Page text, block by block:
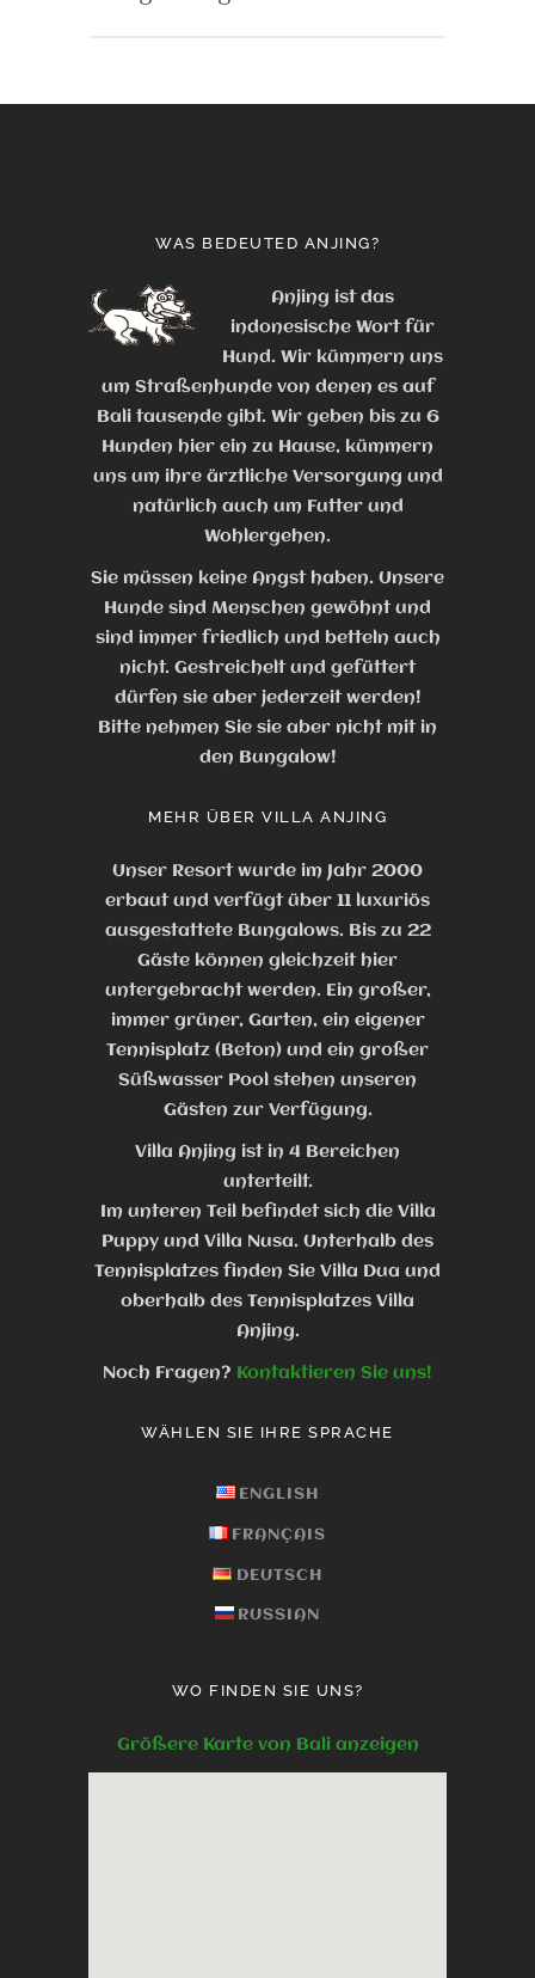
WAS BEDEUTED ANJING?
Anjing ist das
indonesische Wort für
Hund. Wir kümmern uns
um Straßenhunde von denen es auf
Bali tausende gibt. Wir geben bis zu 6
Hunden hier ein zu Hause, kümmern
uns um ihre ärztliche Versorgung und
natürlich auch um Futter und
Wohlergehen.
Sie müssen keine Angst haben. Unsere
Hunde sind Menschen gewöhnt und
sind immer friedlich und betteln auch
nicht. Gestreichelt und gefüttert
dürfen sie aber jederzeit werden!
Bitte nehmen Sie sie aber nicht mit in
den Bungalow!
MEHR ÜBER VILLA ANJING
Unser Resort wurde im Jahr 2000
erbaut und verfügt über 11 luxuriös
ausgestattete Bungalows. Bis zu 22
Gäste können gleichzeit hier
untergebracht werden. Ein großer,
immer grüner, Garten, ein eigener
Tennisplatz (Beton) und ein großer
Süßwasser Pool stehen unseren
Gästen zur Verfügung.
Villa Anjing ist in 4 Bereichen
unterteilt.
Im unteren Teil befindet sich die Villa
Puppy und Villa Nusa. Unterhalb des
Tennisplatzes finden Sie Villa Dua und
oberhalb des Tennisplatzes Villa
Anjing.
Noch Fragen? Kontaktieren Sie uns!
WÄHLEN SIE IHRE SPRACHE
ENGLISH
FRANÇAIS
DEUTSCH
RUSSIAN
WO FINDEN SIE UNS?
Größere Karte von Bali anzeigen